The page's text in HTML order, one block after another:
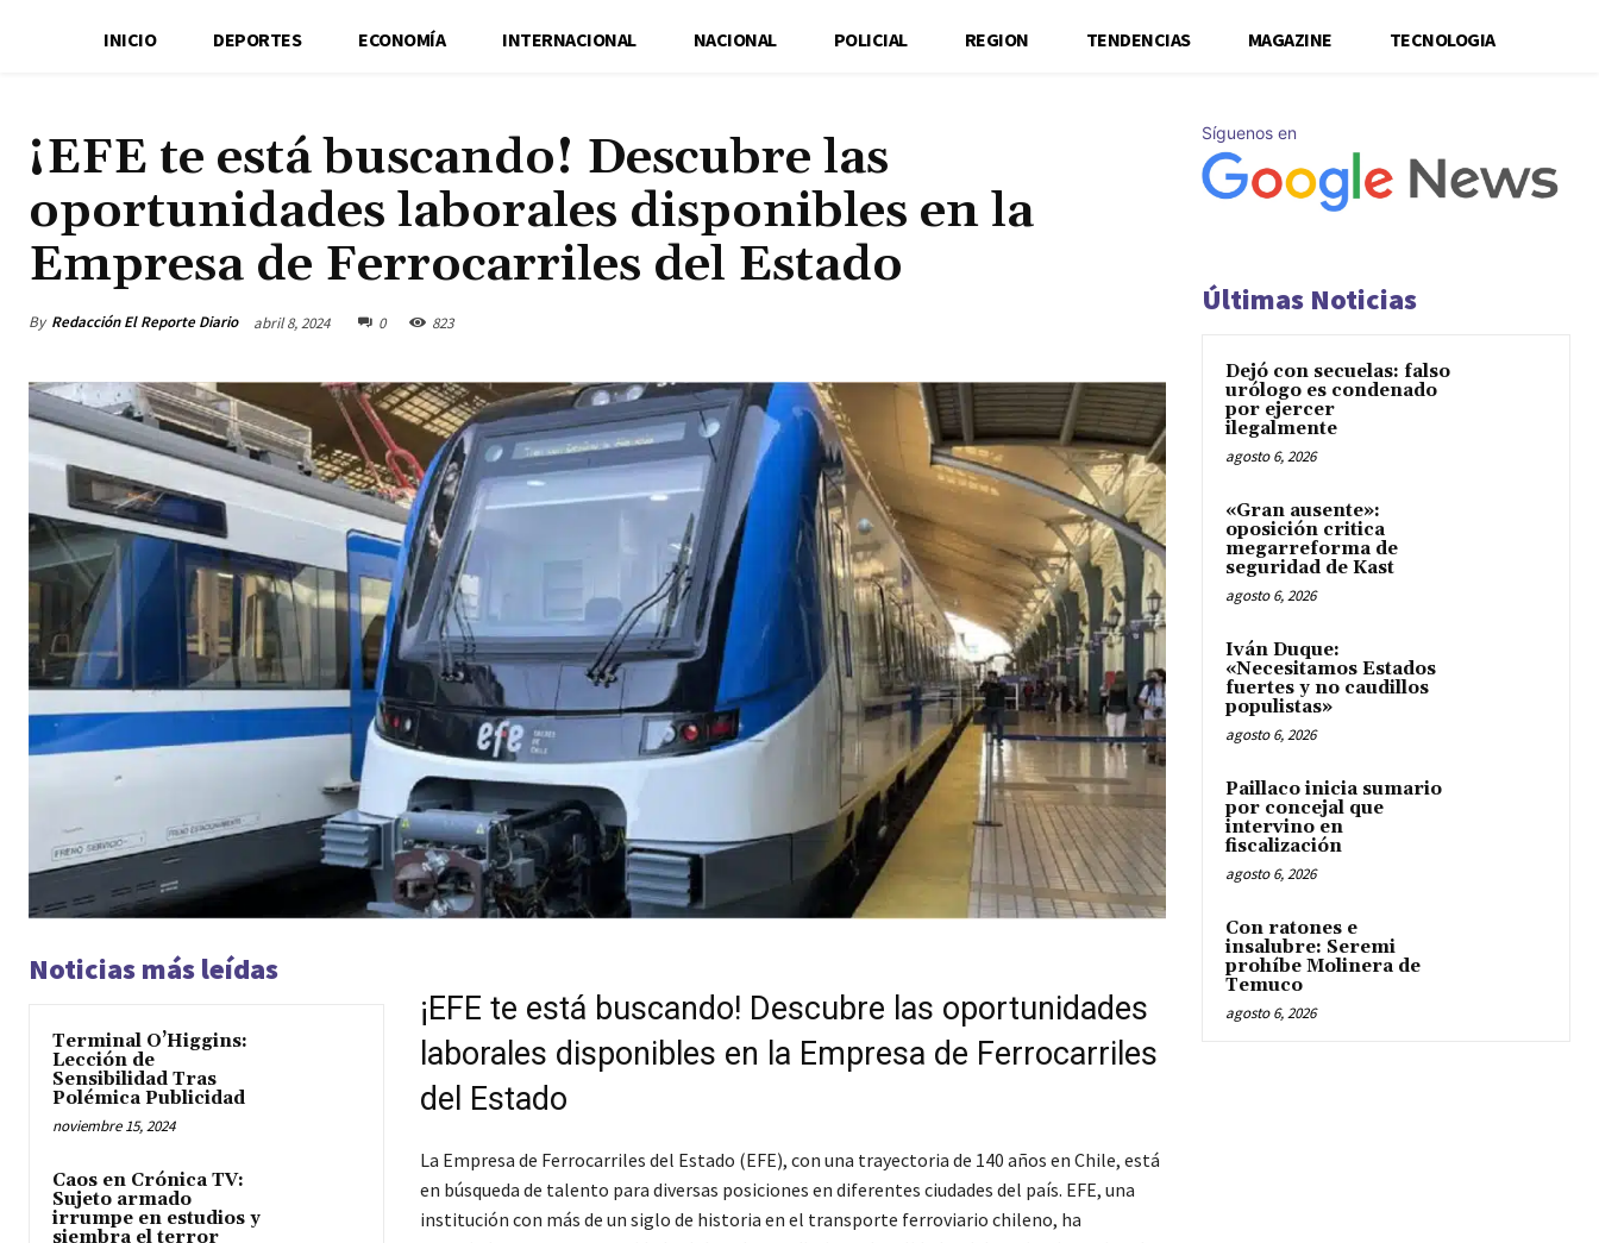
INICIO DEPORTES ECONOMÍA INTERNACIONAL NACIONAL POLICIAL REGION TENDENCIAS MAGAZINE TECNOLOGIA
¡EFE te está buscando! Descubre las
oportunidades laborales disponibles en la
Empresa de Ferrocarriles del Estado
By Redacción El Reporte Diario abril 8, 2024 0 823
Noticias más leídas
Terminal O’Higgins:
Lección de
Sensibilidad Tras
Polémica Publicidad
noviembre 15, 2024
Caos en Crónica TV:
Sujeto armado
irrumpe en estudios y
siembra el terror
¡EFE te está buscando! Descubre las oportunidades
laborales disponibles en la Empresa de Ferrocarriles
del Estado
La Empresa de Ferrocarriles del Estado (EFE), con una trayectoria de 140 años en Chile, está
en búsqueda de talento para diversas posiciones en diferentes ciudades del país. EFE, una
institución con más de un siglo de historia en el transporte ferroviario chileno, ha
Síguenos en
Últimas Noticias
Dejó con secuelas: falso
urólogo es condenado
por ejercer
ilegalmente
agosto 6, 2026
«Gran ausente»:
oposición critica
megarreforma de
seguridad de Kast
agosto 6, 2026
Iván Duque:
«Necesitamos Estados
fuertes y no caudillos
populistas»
agosto 6, 2026
Paillaco inicia sumario
por concejal que
intervino en
fiscalización
agosto 6, 2026
Con ratones e
insalubre: Seremi
prohíbe Molinera de
Temuco
agosto 6, 2026